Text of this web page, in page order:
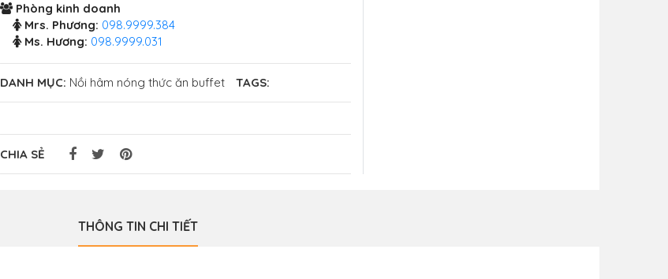
Phòng kinh doanh
Mrs. Phương: 098.9999.384
Ms. Hương: 098.9999.031
DANH MỤC: Nồi hâm nóng thức ăn buffet TAGS:
CHIA SẺ
THÔNG TIN CHI TIẾT